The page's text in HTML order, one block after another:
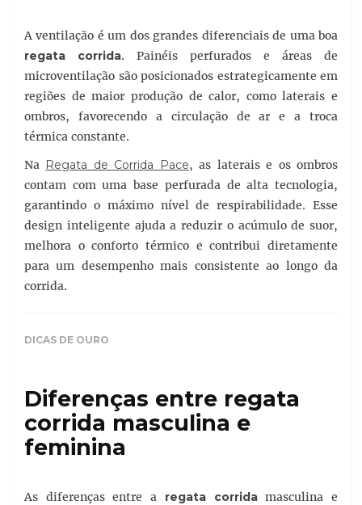
A ventilação é um dos grandes diferenciais de uma boa
regata corrida. Painéis perfurados e áreas de
microventilação são posicionados estrategicamente em
regiões de maior produção de calor, como laterais e
ombros, favorecendo a circulação de ar e a troca
térmica constante.
Na Regata de Corrida Pace, as laterais e os ombros
contam com uma base perfurada de alta tecnologia,
garantindo o máximo nível de respirabilidade. Esse
design inteligente ajuda a reduzir o acúmulo de suor,
melhora o conforto térmico e contribui diretamente
para um desempenho mais consistente ao longo da
corrida.
DICAS DE OURO
Diferenças entre regata
corrida masculina e
feminina
As diferenças entre a regata corridamasculina e